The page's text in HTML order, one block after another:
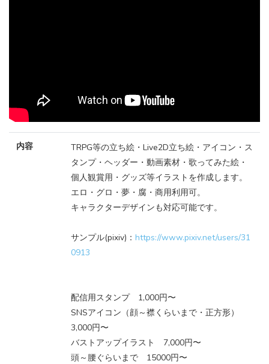
内容
TRPG等の立ち絵・Live2D立ち絵・アイコン・ス
タンプ・ヘッダー・動画素材・歌ってみた絵・
個人観賞用・グッズ等イラストを作成します。
エロ・グロ・夢・腐・商用利用可。
キャラクターデザインも対応可能です。
サンプル(pixiv)： https://www.pixiv.net/users/31
0913
配信用スタンプ 1,000円〜
SNSアイコン（顔～襟くらいまで・正方形）
3,000円〜
バストアップイラスト 7,000円〜
頭～腰ぐらいまで 15000円〜